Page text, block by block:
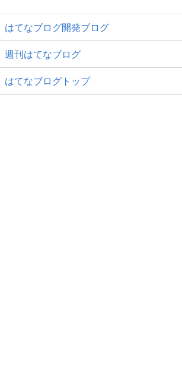
はてなブログ開発ブログ
週刊はてなブログ
はてなブログトップ